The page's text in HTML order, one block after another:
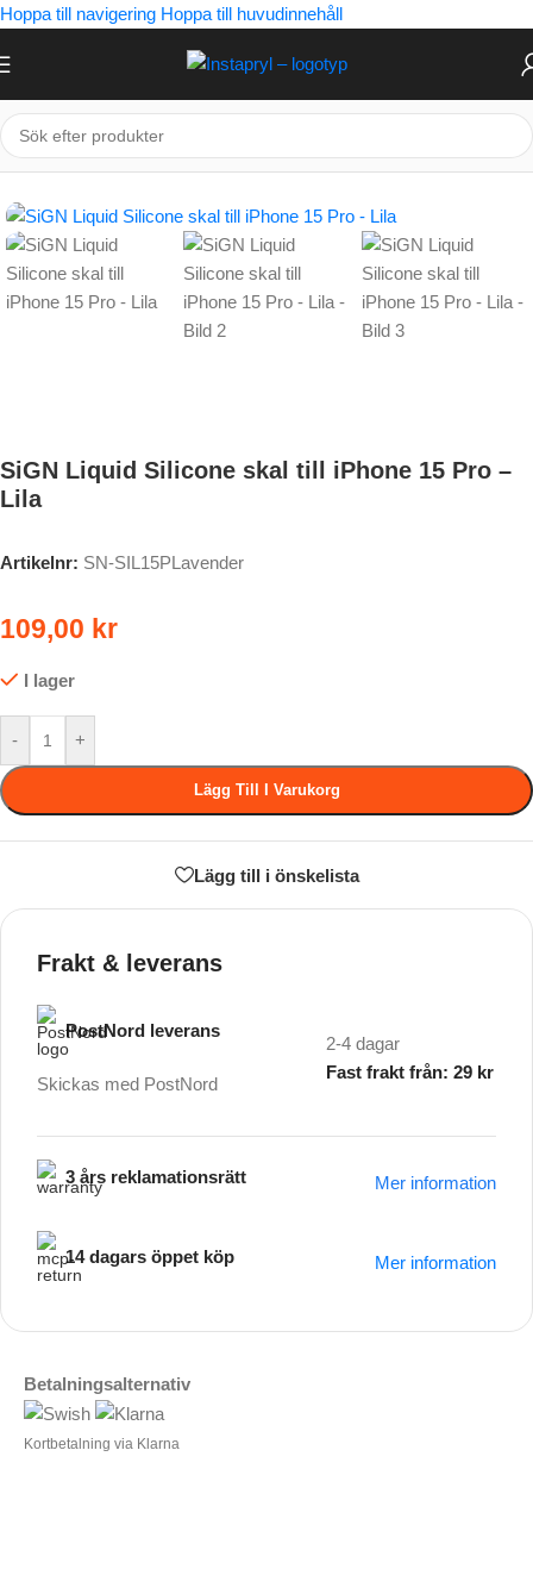
Hoppa till navigering Hoppa till huvudinnehåll
Hem/Mobiltillbehör/iPhone/iPhone 15 Pro
SiGN Liquid Silicone skal till iPhone 15 Pro –
Lila
Artikelnr: SN-SIL15PLavender
109,00 kr
I lager
- +
Lägg Till I Varukorg
Lägg till i önskelista
Frakt & leverans
PostNord leverans
Skickas med PostNord
2-4 dagar
Fast frakt från: 29 kr
3 års reklamationsrätt Mer information
14 dagars öppet köp Mer information
Betalningsalternativ
Kortbetalning via Klarna